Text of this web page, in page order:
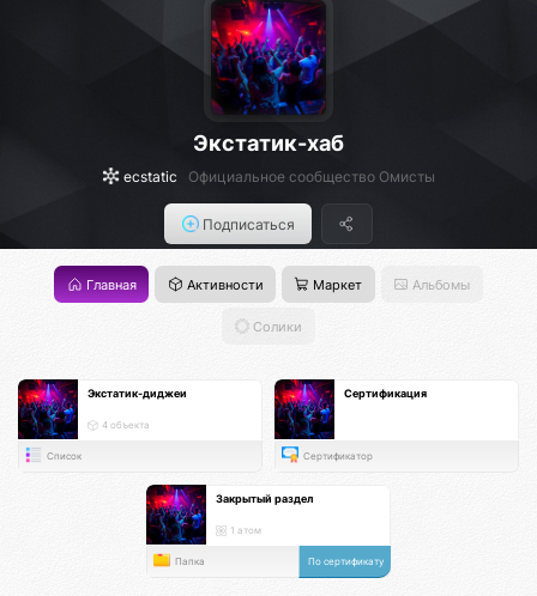
Экстатик-хаб
ecstatic Официальное сообщество Омисты
Подписаться
Главная Активности Маркет Альбомы
Солики
Экстатик-диджеи
4 объекта
Список
Сертификация
Сертификатор
Закрытый раздел
1 атом
Папка По сертификату